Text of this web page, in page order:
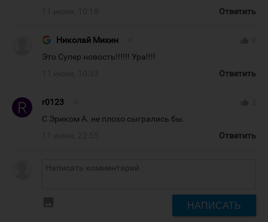
Ответить
Николай Михин
Это Супер новость!!!!!! Ура!!!!
Ответить
r0123
С Эриком А. не плохо сыгрались бы.
Ответить
НАПИСАТЬ